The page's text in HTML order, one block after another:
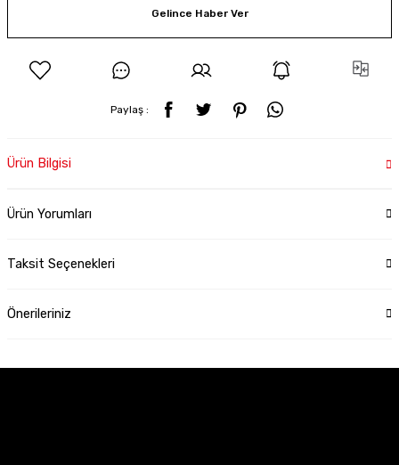
Gelince Haber Ver
Paylaş :
Ürün Bilgisi
Ürün Yorumları
Taksit Seçenekleri
Önerileriniz